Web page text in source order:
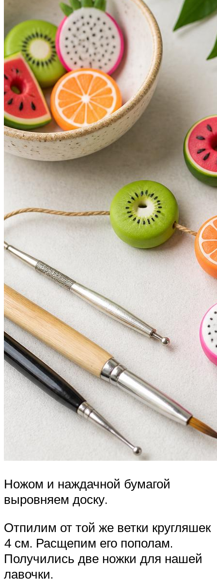
Ножом и наждачной бумагой
выровняем доску.
Отпилим от той же ветки кругляшек
4 см. Расщепим его пополам.
Получились две ножки для нашей
лавочки.